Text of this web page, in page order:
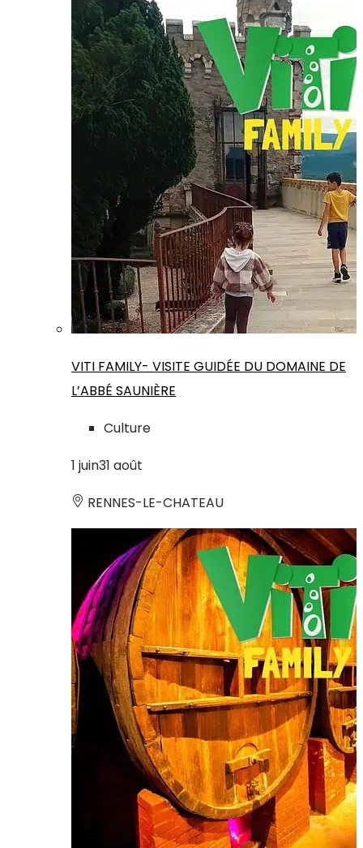
VITI FAMILY- VISITE GUIDÉE DU DOMAINE DE
L’ABBÉ SAUNIÈRE
Culture
1 juin31 août
RENNES-LE-CHATEAU